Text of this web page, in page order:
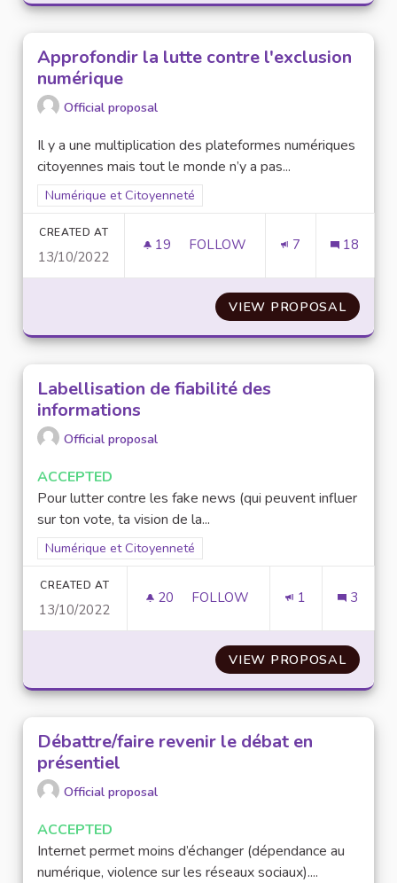
Approfondir la lutte contre l'exclusion
numérique
Official proposal
Il y a une multiplication des plateformes numériques
citoyennes mais tout le monde n’y a pas...
Filter results for scope: Numérique et Citoyenneté
Numérique et Citoyenneté
CREATED AT
13/10/2022
19 19 FOLLOWERS
FOLLOW 7 18
VIEW PROPOSAL
Labellisation de fiabilité des
informations
Official proposal
ACCEPTED
Pour lutter contre les fake news (qui peuvent influer
sur ton vote, ta vision de la...
Filter results for scope: Numérique et Citoyenneté
Numérique et Citoyenneté
CREATED AT
13/10/2022
20 20 FOLLOWERS
FOLLOW 1 3
VIEW PROPOSAL
Débattre/faire revenir le débat en
présentiel
Official proposal
ACCEPTED
Internet permet moins d’échanger (dépendance au
numérique, violence sur les réseaux sociaux)....